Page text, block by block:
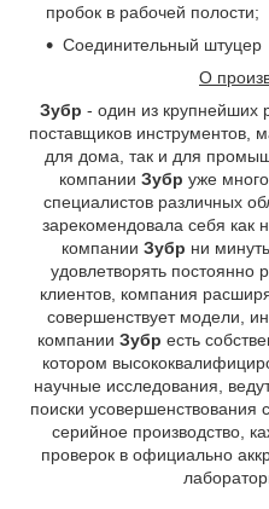
пробок в рабочей полости;
Соединительный штуцер
О
Зубр - один из крупнейших
поставщиков инструментов,
для дома, так и для
компании Зубр уже
специалистов различных
зарекомендовала себя как
компании Зубр ни
удовлетворять постоянно
клиентов, компания
совершенствует модели,
компании Зубр есть
котором
научные исследования,
поиски
серийное производство,
проверок в официально